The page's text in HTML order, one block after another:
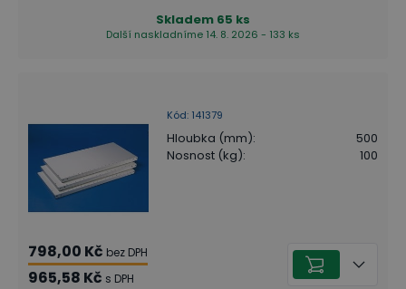
Skladem 65 ks
Další naskladníme 14. 8. 2026 - 133 ks
Kód: 141379
Hloubka (mm):
500
Nosnost (kg): 100
798,00 Kč bez DPH
965,58 Kč s DPH